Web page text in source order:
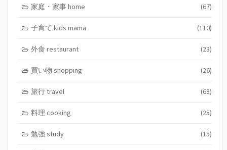
家庭・家事 home (67)
子育て kids mama (110)
外食 restaurant (23)
買い物 shopping (26)
旅行 travel (68)
料理 cooking (25)
勉強 study (15)